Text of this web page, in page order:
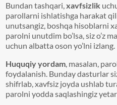
Bundan tashqari,xavfsizlik
parollarni ishlatishga harakat
unutsangiz, boshqa hisoblarni
parolni unutdim bo’lsa, siz o’z
uchun albatta oson yo’lni izlang.
Huquqiy yordam, masalan,
foydalanish. Bunday dasturlar
shifrlab, xavfsiz joyda ushlab
parolni yodda saqlashingiz